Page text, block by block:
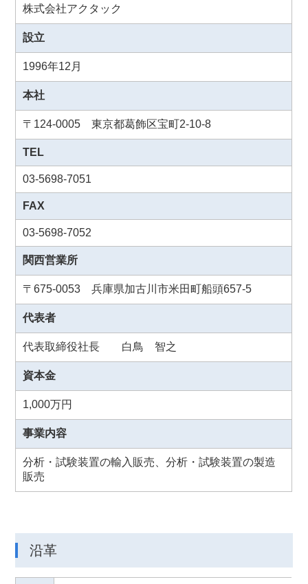
株式会社アクタック
設立
1996年12月
本社
〒124-0005 東京都葛飾区宝町2-10-8
TEL
03-5698-7051
FAX
03-5698-7052
関西営業所
〒675-0053 兵庫県加古川市米田町船頭657-5
代表者
代表取締役社長 白鳥 智之
資本金
1,000万円
事業内容
分析・試験装置の輸入販売、分析・試験装置の製造
販売
沿革